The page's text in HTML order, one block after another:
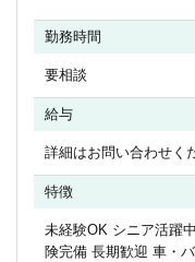
勤務時間
要相談
給与
詳細はお問い合わせく
特徴
未経験OK シニア活躍
険完備 長期歓迎 車・